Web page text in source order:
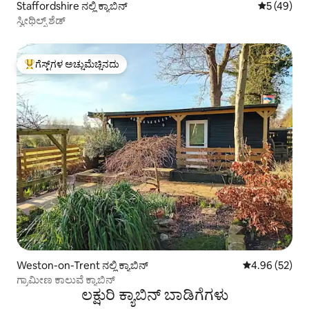
Staffordshire ನಲ್ಲಿ ಕ್ಯಾಬಿನ್ 5 ರಲ್ಲಿ 5
5 (49)
ಸ್ವೀಥಿಲ್ಸ್ ಶೆಡ್
ಗೆಸ್ಟ್‌ಗಳಿಗೆ ಅತಿ ಹೆಚ್ಚು ಅಚ್ಚುಮೆಚ್ಚಿನದು
ಗೆಸ್ಟ್‌ಗಳ ಅಚ್ಚುಮೆಚ್ಚಿನದು
Weston-on-Trent ನಲ್ಲಿ ಕ್ಯಾಬಿನ್ 5 ರಲ್ಲಿ 4.96
4.96 (52)
ಗ್ರಾಮೀಣ ಕಾಲುವೆ ಕ್ಯಾಬಿನ್
ಲಕ್ಷುರಿ ಕ್ಯಾಬಿನ್ ಬಾಡಿಗೆಗಳು